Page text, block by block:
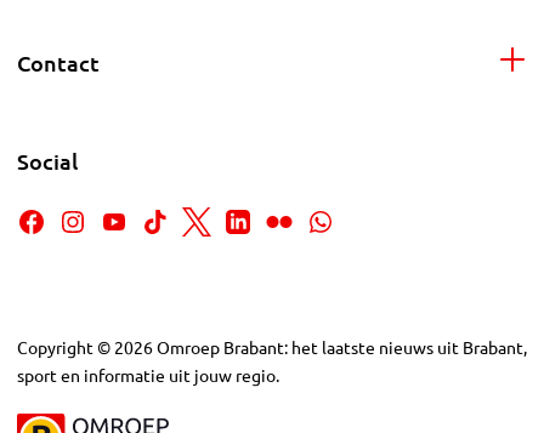
Contact
Social
Copyright © 2026Omroep Brabant: het laatste nieuws uit Brabant,
sport en informatie uit jouw regio.